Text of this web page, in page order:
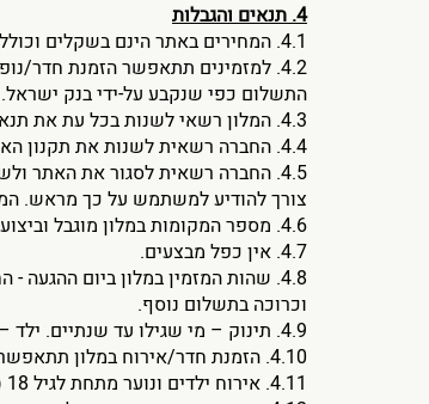
4. תנאים והגבלות
4.1. המחירים באתר הינם בשקלים וכוללים מע"מ ומיועדים לישראלים בלבד.
4.2. למזמינים תתאפשר הזמנת חדר/
התשלום כפי שנקבע על-ידי בנק ישראל.
4.3. המלון רשאי לשנות בכל עת את תנאי הזמנת החדרים ואת מחירי החבילות.
4.4. החברה רשאית לשנות את תקנון האתר מעת לעת בלי למסור על כך הודעה מראש למשתמש. החברה תפרסם באתר את התנאים החדשים ותחילת תוקפם יהיה פרסומם.
4.5. החברה רשאית לסגור את האתר
צורך להודיע למשתמש על כך מראש.
4.6. מספר המקומות במלון מוגבל וביצוע הזמנת חדר/אירוח הינו על בסיס מקום פנוי בלבד.
4.7. אין כפל מבצעים.
וכרוכה בתשלום נוסף.
4.9. תינוק – מי שגילו עד שנתיים. ילד – מי שגילו בין שנתיים לשתיים עשר שנים.
4.10. הזמנת חדר/אירוח במלון תתאפשר אך ורק למבוגרים מעל גיל 18 בלבד.
4.11. אירוח ילדים ונוער מתחת לגיל 18 (להלן: קטין"), יתאפשר בליווי בגיר בצירוף אישור הורי הקטין, זאת לצורך הבטחת שלומו ובטחונו.